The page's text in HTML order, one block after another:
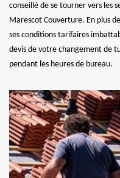
conseillé de se tourner vers les
Marescot Couverture. En plus
ses conditions tarifaires
devis de votre changement de
pendant les heures de bureau.